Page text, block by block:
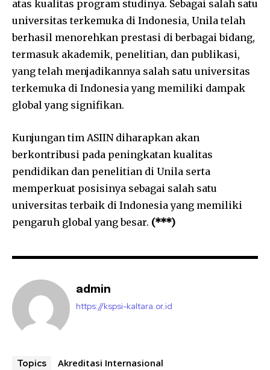
atas kualitas program studinya. Sebagai salah satu
universitas terkemuka di Indonesia, Unila telah
berhasil menorehkan prestasi di berbagai bidang,
termasuk akademik, penelitian, dan publikasi,
yang telah menjadikannya salah satu universitas
terkemuka di Indonesia yang memiliki dampak
global yang signifikan.
Kunjungan tim ASIIN diharapkan akan
berkontribusi pada peningkatan kualitas
pendidikan dan penelitian di Unila serta
memperkuat posisinya sebagai salah satu
universitas terbaik di Indonesia yang memiliki
pengaruh global yang besar. (***)
admin
https://kspsi-kaltara.or.id
Topics Akreditasi Internasional